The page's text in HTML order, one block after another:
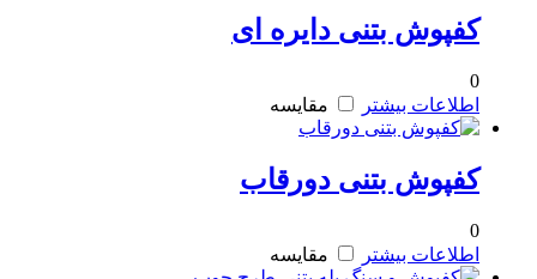
کفپوش بتنی دایره ای
0
اطلاعات بیشتر
مقایسه
کفپوش بتنی دورقاب
0
اطلاعات بیشتر
مقایسه